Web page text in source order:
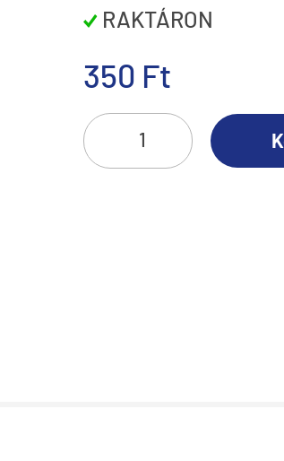
RAKTÁRON
350 Ft